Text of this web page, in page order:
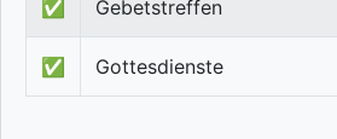
✅ Gebetstreffen
✅ Gottesdienste